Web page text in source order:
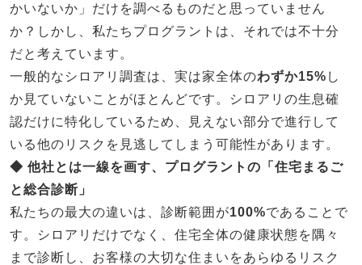
かいないか」だけを調べるものだと思っていません
か？しかし、私たちプログラントは、それでは不十分
だと考えています。
一般的なシロアリ調査は、実は家全体のわずか15% し
か見ていないことがほとんどです。シロアリの生息確
認だけに特化しているため、見えない部分で進行して
いる他のリスクを見逃してしまう可能性があります。
◆ 他社とは一線を画す、プログラントの「住宅まるご
と総合診断」
私たちの最大の違いは、診断範囲が100%であることで
す。シロアリだけでなく、住宅全体の健康状態を隅々
まで診断し、お客様の大切な住まいをあらゆるリスク